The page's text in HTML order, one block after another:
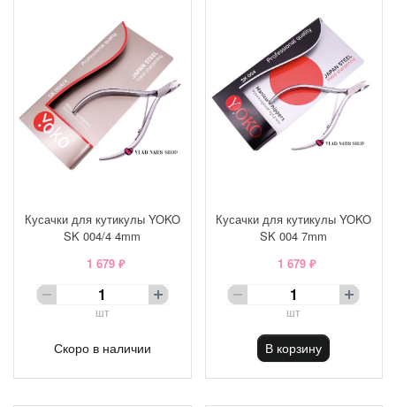
Кусачки для кутикулы YOKO
SK 004/4 4mm
1 679 ₽
шт
Скоро в наличии
Кусачки для кутикулы YOKO
SK 004 7mm
1 679 ₽
шт
В корзину